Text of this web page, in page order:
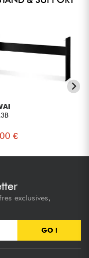
€
exclusives,
GO !